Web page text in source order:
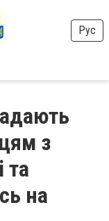
Рус
з
та
на